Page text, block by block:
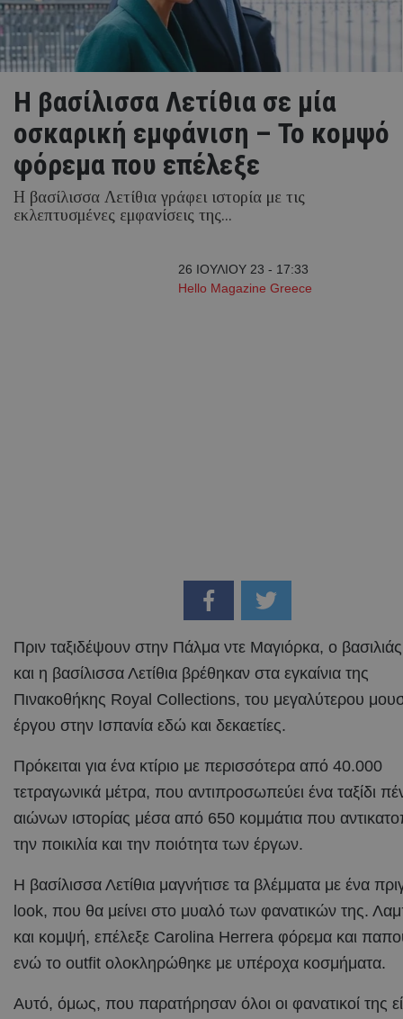
Η βασίλισσα Λετίθια σε μία
οσκαρική εμφάνιση – Το κομψό
φόρεμα που επέλεξε
Η βασίλισσα Λετίθια γράφει ιστορία με τις
εκλεπτυσμένες εμφανίσεις της...
26 ΙΟΥΛΙΟΥ 23 - 17:33
Hello Magazine Greece
Πριν ταξιδέψουν στην Πάλμα ντε Μαγιόρκα, ο
και η βασίλισσα Λετίθια βρέθηκαν στα εγκαίνια της
Πινακοθήκης Royal Collections, του μεγαλύτερου
έργου στην Ισπανία εδώ και δεκαετίες.
Πρόκειται για ένα κτίριο με περισσότερα από 40.000
τετραγωνικά μέτρα, που αντιπροσωπεύει ένα ταξίδι
αιώνων ιστορίας μέσα από 650 κομμάτια που
την ποικιλία και την ποιότητα των έργων.
Η βασίλισσα Λετίθια μαγνήτισε τα βλέμματα με ένα
look, που θα μείνει στο μυαλό των φανατικών της.
και κομψή, επέλεξε Carolina Herrera φόρεμα και
ενώ το outfit ολοκληρώθηκε με υπέροχα κοσμήματα.
Αυτό, όμως, που παρατήρησαν όλοι οι φανατικοί της